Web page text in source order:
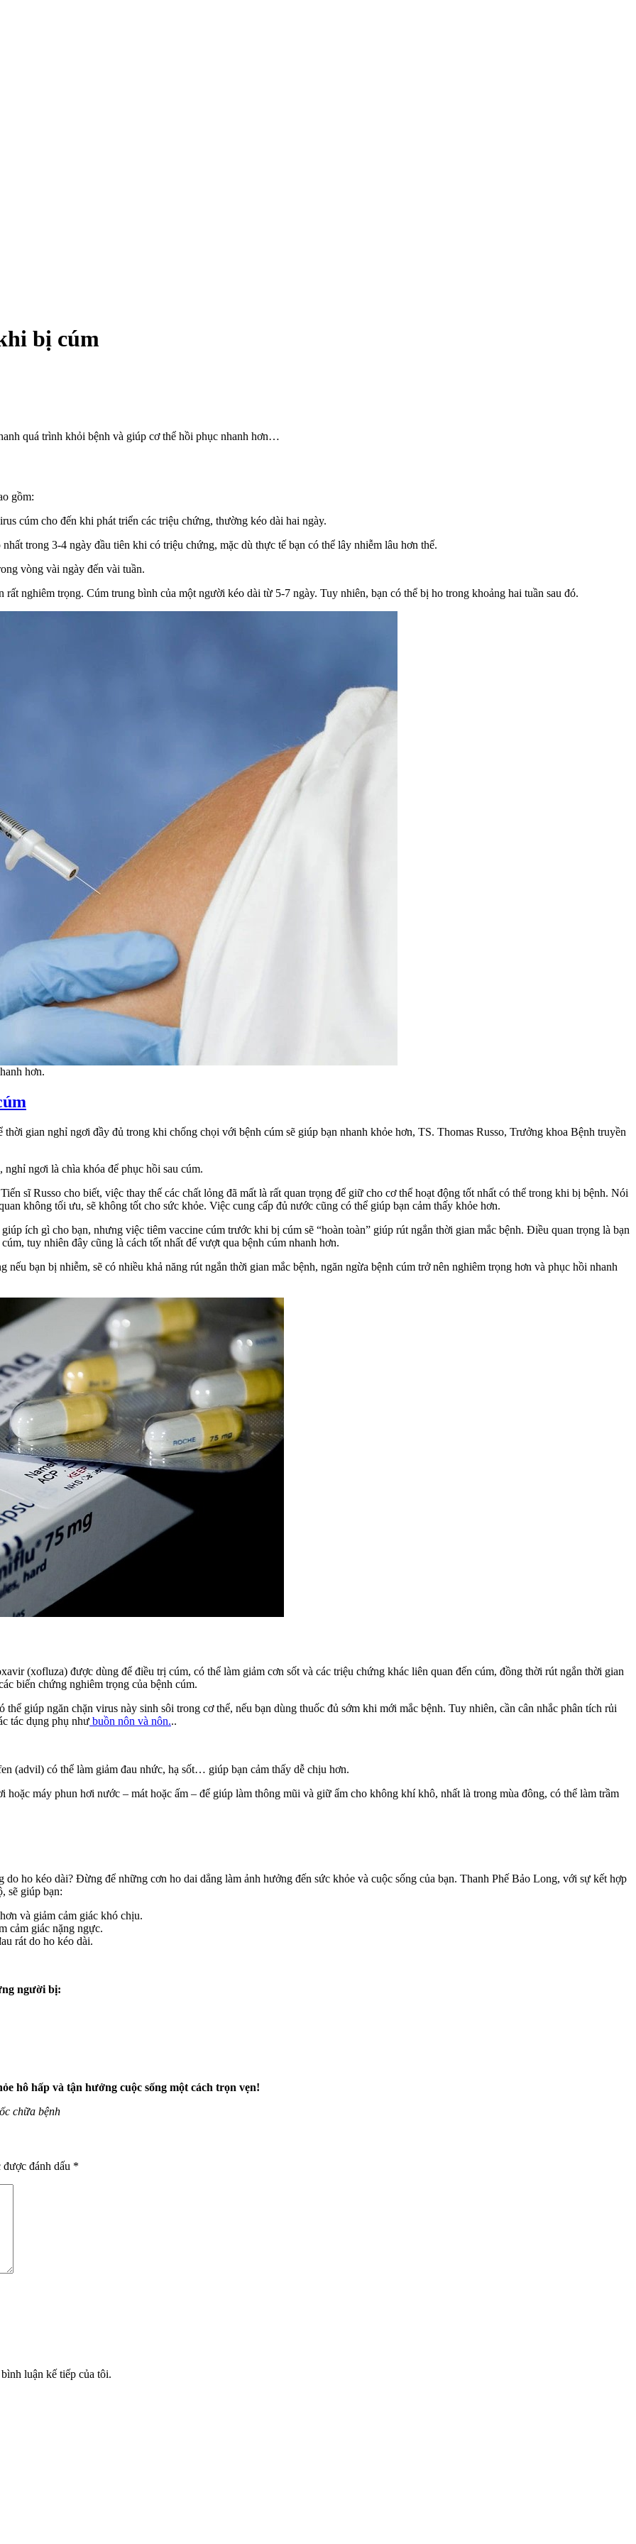
bị cúm
quá trình khỏi bệnh và giúp cơ thể hồi phục nhanh hơn…
gồm:
cúm cho đến khi phát triển các triệu chứng, thường kéo dài hai ngày.
trong 3-4 ngày đầu tiên khi có triệu chứng, mặc dù thực tế bạn có thể lây nhiễm lâu hơn thế.
vòng vài ngày đến vài tuần.
nghiêm trọng. Cúm trung bình của một người kéo dài từ 5-7 ngày. Tuy nhiên, bạn có thể bị ho trong khoảng hai tuần sau đó.
hơn.
gian nghỉ ngơi đầy đủ trong khi chống chọi với bệnh cúm sẽ giúp bạn nhanh khỏe hơn, TS. Thomas Russo, Trưởng khoa Bệnh truyền
ngơi là chìa khóa để phục hồi sau cúm.
sĩ Russo cho biết, việc thay thế các chất lỏng đã mất là rất quan trọng để giữ cho cơ thể hoạt động tốt nhất có thể trong khi bị bệnh. Nói
không tối ưu, sẽ không tốt cho sức khỏe. Việc cung cấp đủ nước cũng có thể giúp bạn cảm thấy khỏe hơn.
ích gì cho bạn, nhưng việc tiêm vaccine cúm trước khi bị cúm sẽ “hoàn toàn” giúp rút ngắn thời gian mắc bệnh. Điều quan trọng là bạn
tuy nhiên đây cũng là cách tốt nhất để vượt qua bệnh cúm nhanh hơn.
bạn bị nhiễm, sẽ có nhiều khả năng rút ngắn thời gian mắc bệnh, ngăn ngừa bệnh cúm trở nên nghiêm trọng hơn và phục hồi nhanh
(xofluza) được dùng để điều trị cúm, có thể làm giảm cơn sốt và các triệu chứng khác liên quan đến cúm, đồng thời rút ngắn thời gian
biến chứng nghiêm trọng của bệnh cúm.
giúp ngăn chặn virus này sinh sôi trong cơ thể, nếu bạn dùng thuốc đủ sớm khi mới mắc bệnh. Tuy nhiên, cần cân nhắc phân tích rủi
tác dụng phụ như buồn nôn và nôn...
(advil) có thể làm giảm đau nhức, hạ sốt… giúp bạn cảm thấy dễ chịu hơn.
hoặc máy phun hơi nước – mát hoặc ấm – để giúp làm thông mũi và giữ ẩm cho không khí khô, nhất là trong mùa đông, có thể làm trầm
ho kéo dài? Đừng để những cơn ho dai dẳng làm ảnh hưởng đến sức khỏe và cuộc sống của bạn. Thanh Phế Bảo Long, với sự kết hợp
sẽ giúp bạn:
và giảm cảm giác khó chịu.
cảm giác nặng ngực.
rát do ho kéo dài.
người bị:
hô hấp và tận hưởng cuộc sống một cách trọn vẹn!
chữa bệnh
đánh dấu *
luận kế tiếp của tôi.